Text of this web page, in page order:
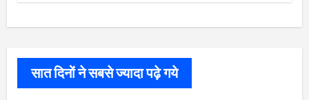
सात दिनों ने सबसे ज्यादा पढ़े गये